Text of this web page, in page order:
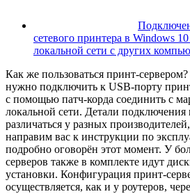
сетевого принтера в Windows
локальной сети c других
Как же пользоваться принт-
нужно подключить к USB-порту
с помощью патч-корда соединить с
локальной сети. Детали подключения
различаться у разных
направим вас к инструкции по
подробно оговорён этот момент. У
серверов также в комплекте идут
установки. Конфигурация принт-
осуществляется, как и у роутеров,